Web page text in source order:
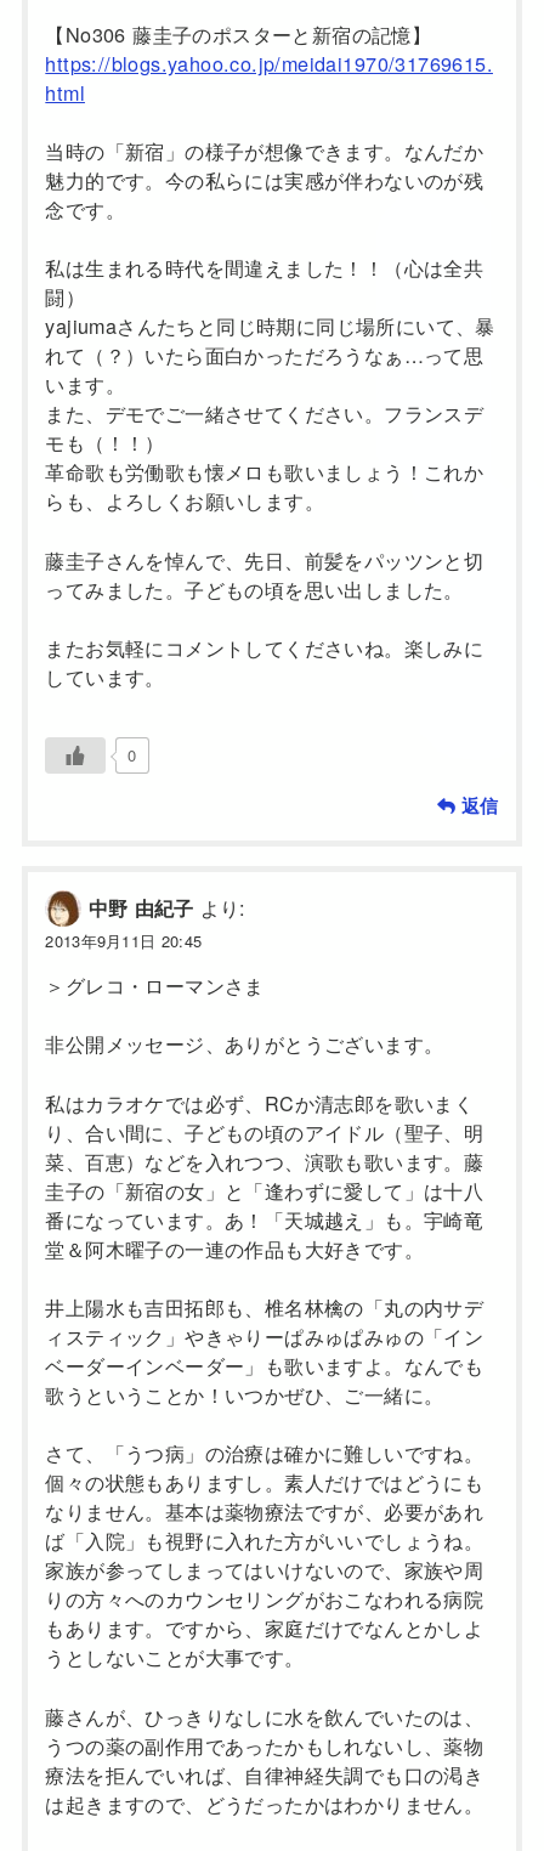
【No306 藤圭子のポスターと新宿の記憶】
https://blogs.yahoo.co.jp/meidai1970/31769615.
html
当時の「新宿」の様子が想像できます。なんだか
魅力的です。今の私らには実感が伴わないのが残
念です。
私は生まれる時代を間違えました！！（心は全共
闘）
yajiumaさんたちと同じ時期に同じ場所にいて、暴
れて（？）いたら面白かっただろうなぁ…って思
います。
また、デモでご一緒させてください。フランスデ
モも（！！）
革命歌も労働歌も懐メロも歌いましょう！これか
らも、よろしくお願いします。
藤圭子さんを悼んで、先日、前髪をパッツンと切
ってみました。子どもの頃を思い出しました。
またお気軽にコメントしてくださいね。楽しみに
しています。
0
返信
中野 由紀子 より:
2013年9月11日 20:45
＞グレコ・ローマンさま
非公開メッセージ、ありがとうございます。
私はカラオケでは必ず、RCか清志郎を歌いまく
り、合い間に、子どもの頃のアイドル（聖子、明
菜、百恵）などを入れつつ、演歌も歌います。藤
圭子の「新宿の女」と「逢わずに愛して」は十八
番になっています。あ！「天城越え」も。宇崎竜
堂＆阿木曜子の一連の作品も大好きです。
井上陽水も吉田拓郎も、椎名林檎の「丸の内サデ
ィスティック」やきゃりーぱみゅぱみゅの「イン
ベーダーインベーダー」も歌いますよ。なんでも
歌うということか！いつかぜひ、ご一緒に。
さて、「うつ病」の治療は確かに難しいですね。
個々の状態もありますし。素人だけではどうにも
なりません。基本は薬物療法ですが、必要があれ
ば「入院」も視野に入れた方がいいでしょうね。
家族が参ってしまってはいけないので、家族や周
りの方々へのカウンセリングがおこなわれる病院
もあります。ですから、家庭だけでなんとかしよ
うとしないことが大事です。
藤さんが、ひっきりなしに水を飲んでいたのは、
うつの薬の副作用であったかもしれないし、薬物
療法を拒んでいれば、自律神経失調でも口の渇き
は起きますので、どうだったかはわかりません。